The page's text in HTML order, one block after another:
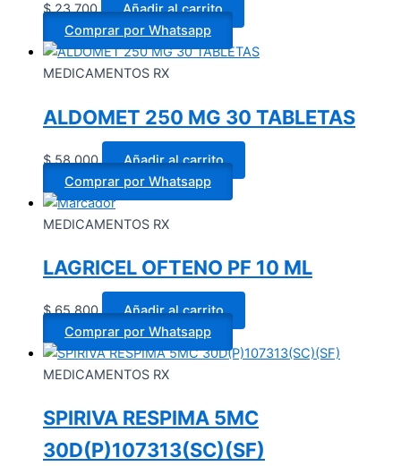
$23.700
Añadir al carrito
Comprar por Whatsapp
MEDICAMENTOS RX
ALDOMET 250 MG 30 TABLETAS
$58.000
Añadir al carrito
Comprar por Whatsapp
MEDICAMENTOS RX
LAGRICEL OFTENO PF 10 ML
$65.800
Añadir al carrito
Comprar por Whatsapp
MEDICAMENTOS RX
SPIRIVA RESPIMA 5MC
30D(P)107313(SC)(SF)